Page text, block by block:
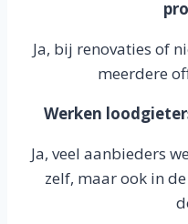
Ja, bij renovaties of
meerdere
Werken
Ja, veel aanbieders
zelf, maar ook in